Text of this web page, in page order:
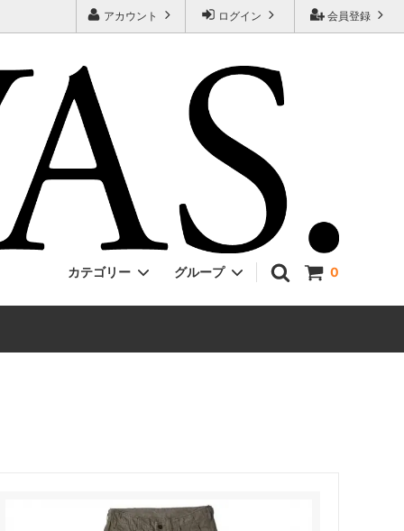
会員登録
ログイン
アカウント
0
カテゴリー
TOKYOSANDAL
グループ